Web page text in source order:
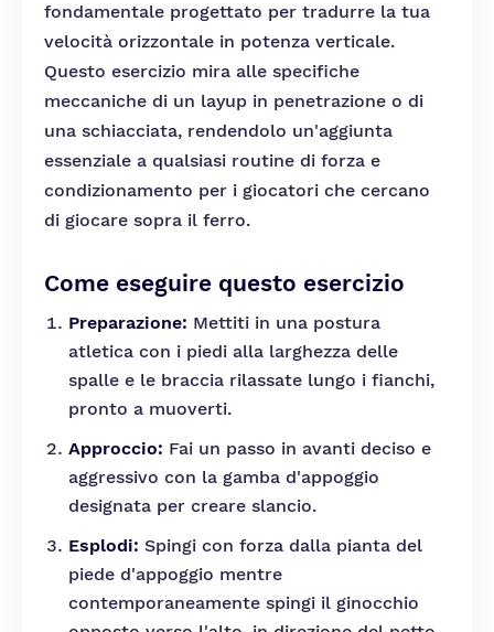
fondamentale progettato per tradurre la tua
velocità orizzontale in potenza verticale.
Questo esercizio mira alle specifiche
meccaniche di un layup in penetrazione o di
una schiacciata, rendendolo un'aggiunta
essenziale a qualsiasi routine di forza e
condizionamento per i giocatori che cercano
di giocare sopra il ferro.
Come eseguire questo esercizio
Preparazione: Mettiti in una postura
atletica con i piedi alla larghezza delle
spalle e le braccia rilassate lungo i fianchi,
pronto a muoverti.
Approccio: Fai un passo in avanti deciso e
aggressivo con la gamba d'appoggio
designata per creare slancio.
Esplodi: Spingi con forza dalla pianta del
piede d'appoggio mentre
contemporaneamente spingi il ginocchio